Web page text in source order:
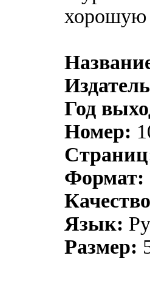
хорошую
Год
Номер:
Формат:
Язык:
Размер: